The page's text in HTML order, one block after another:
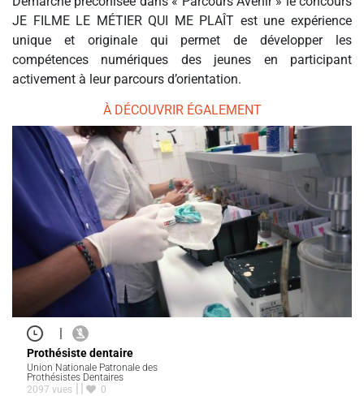
JE FILME LE MÉTIER QUI ME PLAÎT est une expérience
unique et originale qui permet de développer les
compétences numériques des jeunes en participant
activement à leur parcours d’orientation.
À DÉCOUVRIR ÉGALEMENT
|
Prothésiste dentaire
Union Nationale Patronale des
Prothésistes Dentaires
2097 vues
0